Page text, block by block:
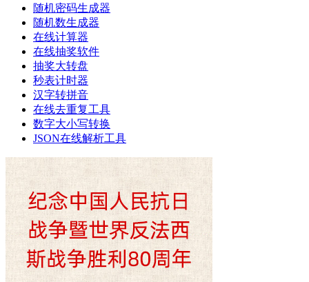
随机密码生成器
随机数生成器
在线计算器
在线抽奖软件
抽奖大转盘
秒表计时器
汉字转拼音
在线去重复工具
数字大小写转换
JSON在线解析工具